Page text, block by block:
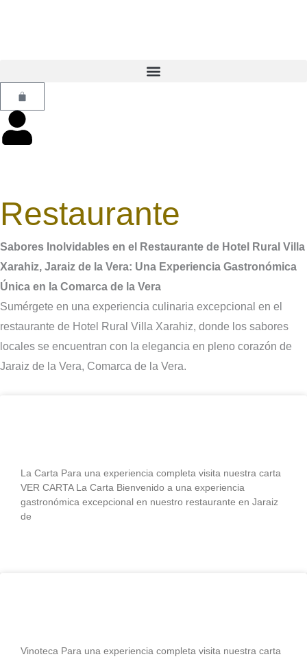
Carrito
Restaurante
Sabores Inolvidables en el Restaurante de Hotel Rural Villa
Xarahiz, Jaraiz de la Vera: Una Experiencia Gastronómica
Única en la Comarca de la Vera
Sumérgete en una experiencia culinaria excepcional en el
restaurante de Hotel Rural Villa Xarahiz, donde los sabores
locales se encuentran con la elegancia en pleno corazón de
Jaraiz de la Vera, Comarca de la Vera.
La Carta Para una experiencia completa visita nuestra carta
VER CARTA La Carta Bienvenido a una experiencia
gastronómica excepcional en nuestro restaurante en Jaraiz
de
Vinoteca Para una experiencia completa visita nuestra carta